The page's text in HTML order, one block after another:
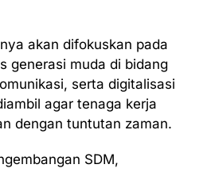
akan difokuskan pada
generasi muda di bidang
serta digitalisasi
agar tenaga kerja
dengan tuntutan zaman.
SDM,